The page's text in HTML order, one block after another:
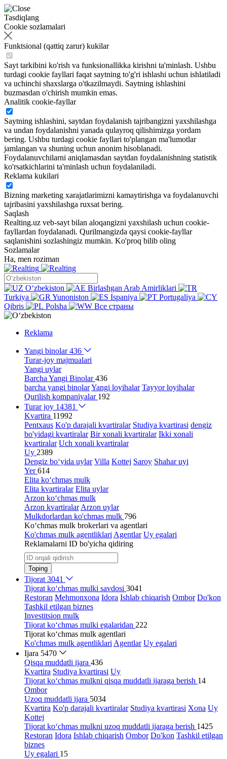
Tasdiqlang
Cookie sozlamalari
Funktsional (qattiq zarur) kukilar
Sayt tarkibini ko'rish va funksionallikka kirishni ta'minlash. Ushbu
turdagi cookie fayllari faqat saytning to'g'ri ishlashi uchun ishlatiladi
va uchinchi shaxslarga o'tkazilmaydi. Saytning ishlashini
buzmasdan o'chirish mumkin emas.
Analitik cookie-fayllar
Saytning ishlashini, saytdan foydalanish tajribangizni yaxshilashga
va undan foydalanishni yanada qulayroq qilishimizga yordam
bering. Ushbu turdagi cookie fayllari to'plangan ma'lumotlar
jamlangan va shuning uchun anonim hisoblanadi.
Foydalanuvchilarni aniqlamasdan saytdan foydalanishning statistik
ko'rsatkichlarini ta'minlash uchun foydalaniladi.
Reklama kukilari
Bizning marketing xarajatlarimizni kamaytirishga va foydalanuvchi
tajribasini yaxshilashga ruxsat bering.
Saqlash
Realting.uz veb-sayt bilan aloqangizni yaxshilash uchun cookie-
fayllardan foydalanadi. Qurilmangizda qaysi cookie-fayllar
saqlanishini sozlashingiz mumkin. Ko'proq bilib oling
Sozlamalar
Ha, men roziman
Oʻzbekiston
Birlashgan Arab Amirliklari
Turkiya
Yunoniston Ispaniya
Portugaliya
Qibris
Polsha Все страны
Reklama
Yangi binolar436
Turar-joy majmualari
Yangi uylar
Barcha Yangi Binolar436
barcha yangi binolarYangi loyihalar Tayyor loyihalar
Qurilish kompaniyalar 192
Turar joy 14381
Kvartira 11992
Pentxaus Ko'p darajali kvartiralar Studiya kvartirasi dengiz
bo'yidagi kvartiralar Bir xonali kvartiralar Ikki xonali
kvartiralar Uch xonali kvartiralar
Uy 2389
Dengiz bo‘yida uylar Villa Kottej Saroy Shahar uyi
Yer614
Elita ko‘chmas mulk
Elita kvartiralar Elita uylar
Arzon ko‘chmas mulk
Arzon kvartiralar Arzon uylar
Mulkdorlardan ko'chmas mulk 796
Ko‘chmas mulk brokerlari va agentlari
Ko'chmas mulk agentliklari Agentlar Uy egalari
Reklamalarni ID bo'yicha qidiring
Toping
Tijorat 3041
Tijorat ko‘chmas mulki savdosi 3041
Restoran Mehmonxona Idora Ishlab chiqarish Ombor Do'kon
Tashkil etilgan biznes
Investitsion mulk
Tijorat ko‘chmas mulki egalaridan 222
Tijorat ko‘chmas mulk agentlari
Ko'chmas mulk agentliklari Agentlar Uy egalari
Ijara 5470
Qisqa muddatli ijara 436
Kvartira Studiya kvartirasi Uy
Tijorat ko‘chmas mulkni qisqa muddatli ijaraga berish 14
Ombor
Uzoq muddatli ijara 5034
Kvartira Ko'p darajali kvartiralar Studiya kvartirasi Xona Uy
Kottej
Tijorat ko‘chmas mulkni uzoq muddatli ijaraga berish 1425
Restoran Idora Ishlab chiqarish Ombor Do'kon Tashkil etilgan
biznes
Uy egalari 15